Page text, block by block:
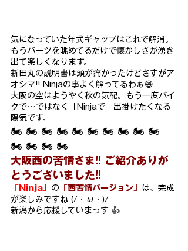
気になっていた年式ギャップはこれで解消。
もうパーツを眺めてるだけで懐かしさが湧き
出て楽しくなります。
新田丸の説明書は頭が痛かったけどさすがア
オシマ!! Ninjaの事よく解ってるわぁ😄
大阪の空はようやく秋の気配。もう一度バイ
クで…ではなく「Ninjaで」出掛けたくなる
陽気です。
🏍 🏍 🏍 🏍 🏍 🏍 🏍 🏍 🏍 🏍
🏍 🏍 🏍 🏍
大阪西の苦情さま!! ご紹介ありが
とうございました!!
「Ninja」 の 「西苦情バージョン」 は、完成
が楽しみですね (/・ω・)/
新潟から応援していまっす 👍